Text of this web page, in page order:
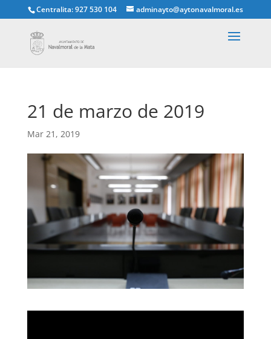
Centralita: 927 530 104 adminayto@aytonavalmoral.es
21 de marzo de 2019
Mar 21, 2019